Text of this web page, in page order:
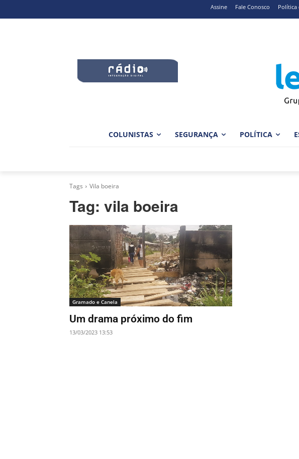
Assine Fale Conosco Política
COLUNISTAS SEGURANÇA POLÍTICA
Tags Vila boeira
Tag: vila boeira
Gramado e Canela
Um drama próximo do fim
13/03/2023 13:53